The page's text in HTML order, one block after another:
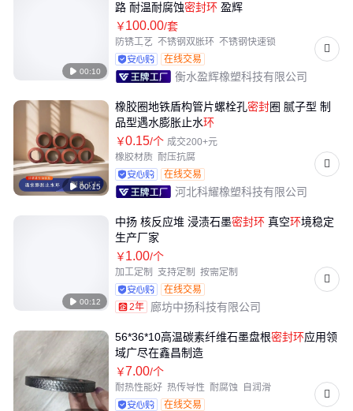
 00:10
路 耐温耐腐蚀密封环 盈辉
￥100.00/套
防锈工艺 不锈钢双胀环 不锈钢快速锁
坚固耐腐
在线交易
衡水盈辉橡塑科技有限公司
 00:15
橡胶圈地铁盾构管片螺栓孔密封圈 腻子型 制
品型遇水膨胀止水环
￥0.15/个 成交200+元
橡胶材质 耐压抗腐
在线交易
河北科耀橡塑科技有限公司
 00:12
中扬 核反应堆 浸渍石墨密封环 真空环境稳定
生产厂家
￥1.00/个
加工定制 支持定制
按需定制
在线交易
2年
廊坊中扬科技有限公司
56*36*10高温碳素纤维石墨盘根密封环应用领
域广尽在鑫昌制造
￥7.00/个
耐热性能好 热传导性 耐腐蚀
自润滑
在线交易